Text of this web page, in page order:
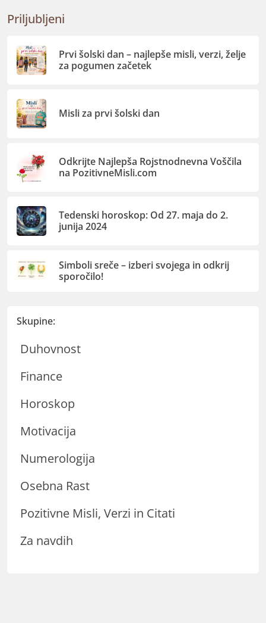
Priljubljeni
Prvi šolski dan – najlepše misli, verzi, želje
za pogumen začetek
Misli za prvi šolski dan
Odkrijte Najlepša Rojstnodnevna Voščila
na PozitivneMisli.com
Tedenski horoskop: Od 27. maja do 2.
junija 2024
Simboli sreče – izberi svojega in odkrij
sporočilo!
Skupine:
Duhovnost
Finance
Horoskop
Motivacija
Numerologija
Osebna Rast
Pozitivne Misli, Verzi in Citati
Za navdih